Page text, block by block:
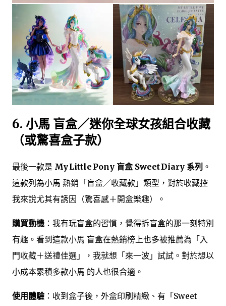
6. 小馬 盲盒／迷你全球女孩組合收藏
（或驚喜盒子款）
最後一款是 My Little Pony 盲盒 Sweet Diary 系列 。
這款列為小馬 熱銷「盲盒／收藏款」類型，對於收藏控
我來說尤其有誘因（驚喜感＋開盒樂趣）。
購買動機 ：我有玩盲盒的習慣，覺得拆盲盒的那一刻特別
有趣。看到這款小馬 盲盒在熱銷榜上也多被推薦為「入
門收藏＋送禮佳選」，我就想「來一波」試試。對於想以
小成本累積多款小馬 的人也很合適。
使用體驗 ：收到盒子後，外盒印刷精緻、有「Sweet